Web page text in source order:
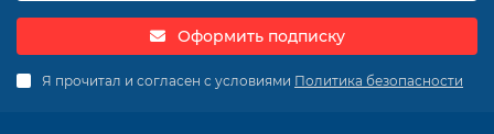
Оформить подписку
Я прочитал и согласен с условиями Политика безопасности